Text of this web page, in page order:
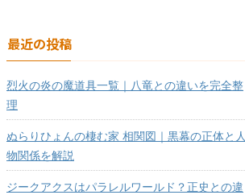
最近の投稿
烈火の炎の魔道具一覧｜八竜との違いを完全整
理
ぬらりひょんの棲む家 相関図｜黒幕の正体と人
物関係を解説
ジークアクスはパラレルワールド？正史との違